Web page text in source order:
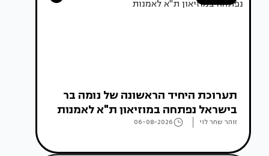
תערוכת היחיד הראשונה של נומה בר
בישראל נפתחה במוזיאון ת"א לאמנות
זוהר שחר לוי 06-08-2026